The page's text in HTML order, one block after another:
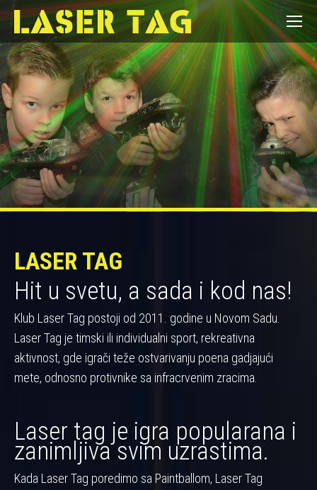
LASER TAG
Hit u svetu, a sada i kod nas!
Klub Laser Tag postoji od 2011. godine u Novom Sadu.
Laser Tag je timski ili individualni sport, rekreativna
aktivnost, gde igrači teže ostvarivanju poena gadjajući
mete, odnosno protivnike sa infracrvenim zracima.
Laser tag je igra popularana i
zanimljiva svim uzrastima.
Kada Laser Tag poredimo sa Paintballom, Laser Tag